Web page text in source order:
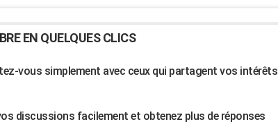
EN QUELQUES CLICS
vous simplement avec ceux qui partagent vos intérêts
discussions facilement et obtenez plus de réponses